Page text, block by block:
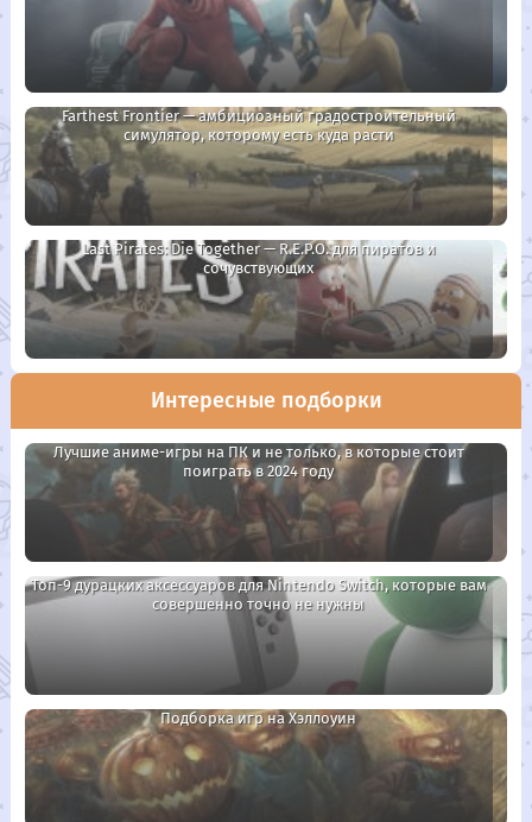
Farthest Frontier — амбициозный градостроительный
симулятор, которому есть куда расти
Last Pirates: Die Together — R.E.P.O. для пиратов и
сочувствующих
Интересные подборки
Лучшие аниме-игры на ПК и не только, в которые стоит
поиграть в 2024 году
Топ-9 дурацких аксессуаров для Nintendo Switch, которые вам
совершенно точно не нужны
Подборка игр на Хэллоуин